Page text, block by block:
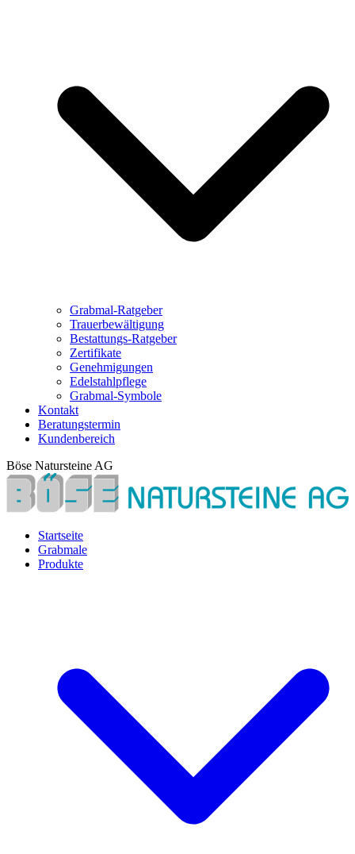
Grabmal-Ratgeber
Trauerbewältigung
Bestattungs-Ratgeber
Zertifikate
Genehmigungen
Edelstahlpflege
Grabmal-Symbole
Kontakt
Beratungstermin
Kundenbereich
Böse Natursteine AG
Startseite
Grabmale
Produkte